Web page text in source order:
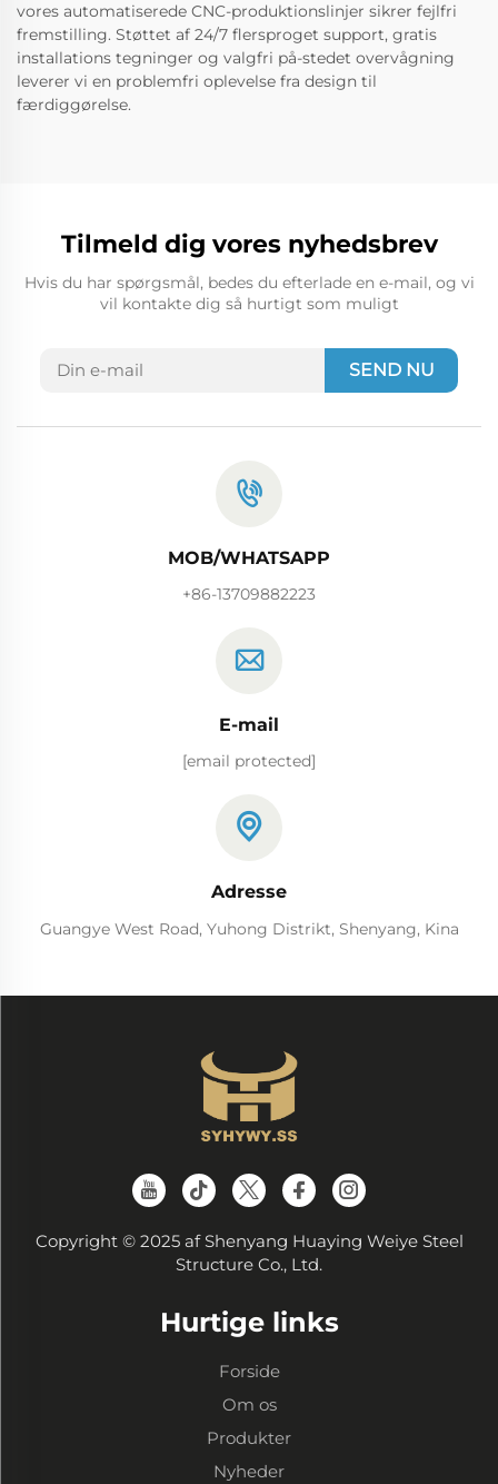
vores automatiserede CNC-produktionslinjer sikrer fejlfri
fremstilling. Støttet af 24/7 flersproget support, gratis
installations tegninger og valgfri på-stedet overvågning
leverer vi en problemfri oplevelse fra design til
færdiggørelse.
Tilmeld dig vores nyhedsbrev
Hvis du har spørgsmål, bedes du efterlade en e-mail, og vi
vil kontakte dig så hurtigt som muligt
SEND NU
MOB/WHATSAPP
+86-13709882223
E-mail
[email protected]
Adresse
Guangye West Road, Yuhong Distrikt, Shenyang, Kina
Copyright © 2025 af Shenyang Huaying Weiye Steel
Structure Co., Ltd.
Hurtige links
Forside
Om os
Produkter
Nyheder